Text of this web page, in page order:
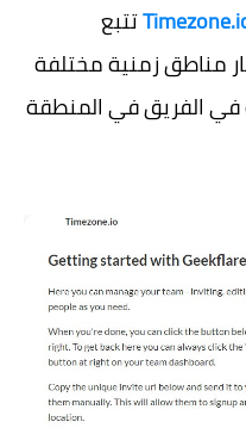
تتبع
مناطق زمنية مختلفة
الفريق في المنطقة